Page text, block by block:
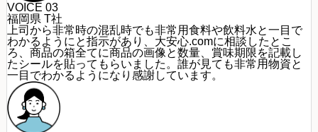
VOICE 03
福岡県 T社
上司から非常時の混乱時でも非常用食料や飲料水と一目で
わかるようにと指示があり、大安心.comに相談したとこ
ろ、商品の箱全てに商品の画像と数量、賞味期限を記載し
たシールを貼ってもらいました。誰が見ても非常用物資と
一目でわかるようになり感謝しています。